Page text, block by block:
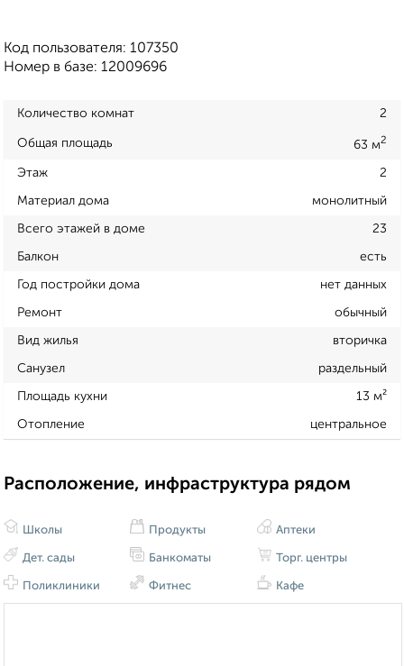
Код пользователя: 107350
Номер в базе: 12009696
Количество комнат 2
Общая площадь 63 м2
Этаж 2
Материал дома монолитный
Всего этажей в доме 23
Балкон есть
Год постройки дома нет данных
Ремонт обычный
Вид жилья вторичка
Санузел раздельный
Площадь кухни 13 м²
Отопление центральное
Расположение, инфраструктура рядом
Школы
Дет. сады
Поликлиники
Продукты
Банкоматы
Фитнес
Аптеки
Торг. центры
Кафе